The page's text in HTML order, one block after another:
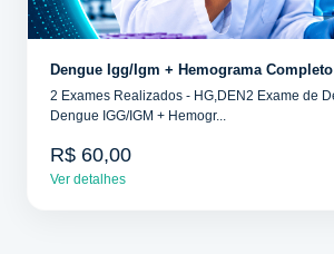
Dengue Igg/Igm + Hemograma Completo
2 Exames Realizados - HG,DEN2 Exame de Detecção de
Dengue IGG/IGM + Hemogr...
R$ 60,00
Ver detalhes